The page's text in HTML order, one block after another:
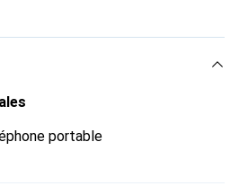
sûr pour une clientèle
portable